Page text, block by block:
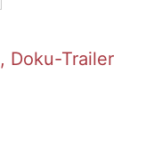
Doku-Trailer